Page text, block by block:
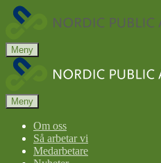
Nordic
Public
Meny
Nordic
Public
Meny
Om oss
Så arbetar vi
Medarbetare